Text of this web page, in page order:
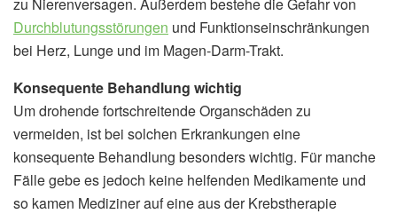
Durchblutungsstörungen und Funktionseinschränkungen
bei Herz, Lunge und im Magen-Darm-Trakt.
Konsequente Behandlung wichtig
Um drohende fortschreitende Organschäden zu
vermeiden, ist bei solchen Erkrankungen eine
konsequente Behandlung besonders wichtig. Für manche
Fälle gebe es jedoch keine helfenden Medikamente und
so kamen Mediziner auf eine aus der Krebstherapie